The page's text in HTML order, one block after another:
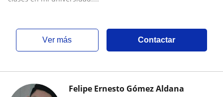
ver más Contactar
Felipe Ernesto Gómez Aldana